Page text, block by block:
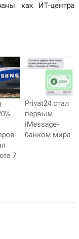
как ИТ-центра
7
Privat24 стал
первым
iMessage-
банком мира